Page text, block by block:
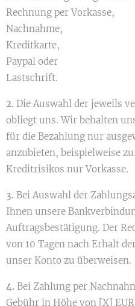
Rechnung per Vorkasse,
Nachnahme,
Kreditkarte,
Paypal oder
Lastschrift.
2. Die Auswahl der jeweils
obliegt uns. Wir behalten
für die Bezahlung nur
anzubieten, beispielweise
Kreditrisikos nur Vorkasse.
3. Bei Auswahl der
Ihnen unsere
Auftragsbestätigung. Der
von 10 Tagen nach Erhalt
unser Konto zu überweisen.
4. Bei Zahlung per
Gebühr in Höhe von [X]